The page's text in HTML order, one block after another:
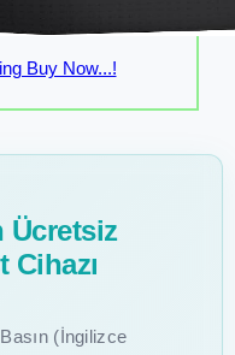
Buy Now...!
Ücretsiz
Cihazı
(İngilizce